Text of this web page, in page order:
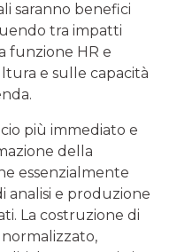
saranno benefici
tra impatti
funzione HR e
e sulle capacità
più immediato e
della
essenzialmente
analisi e produzione
La costruzione di